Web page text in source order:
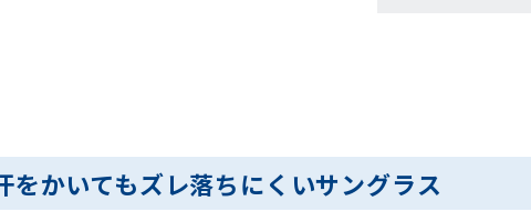
かいてもズレ落ちにくいサングラス